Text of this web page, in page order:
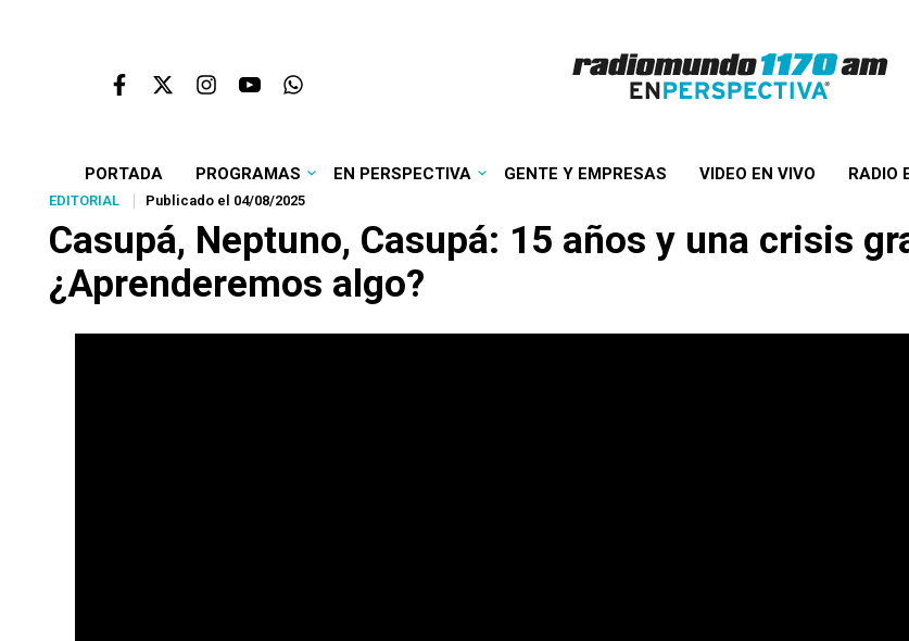
PORTADA PROGRAMAS EN PERSPECTIVA GENTE Y EMPRESAS VIDEO EN VIVO RADIO
EDITORIAL Publicado el 04/08/2025
Casupá, Neptuno, Casupá: 15 años y una crisis
¿Aprenderemos algo?